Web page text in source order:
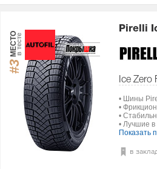
#3
МЕСТОв тесте
Pirelli
Ice Zero
• Шины
•
•
• Лучшие в
Показать
в